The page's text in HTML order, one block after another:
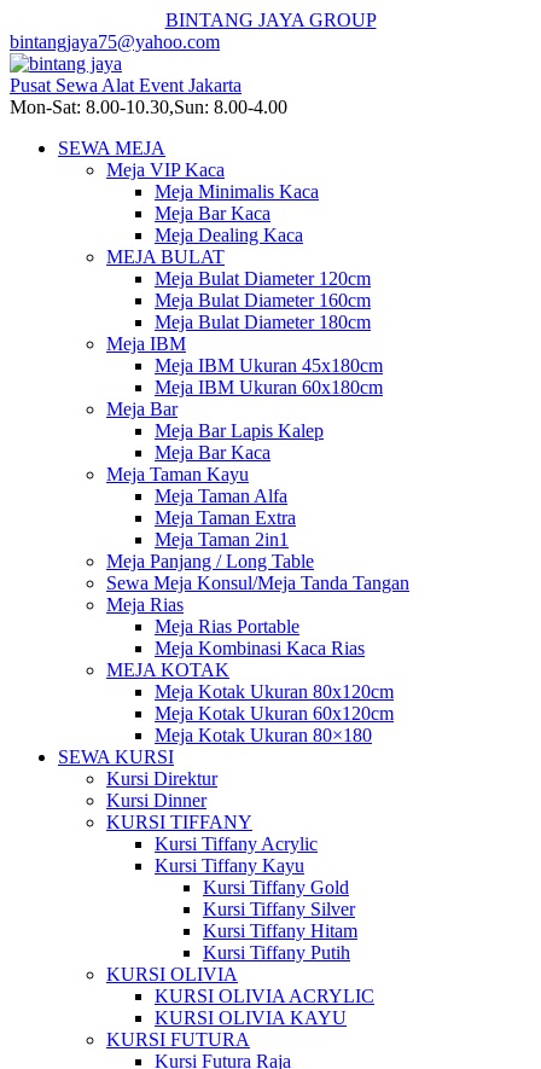
BINTANG JAYA GROUP
bintangjaya75@yahoo.com
Pusat Sewa Alat Event Jakarta
Mon-Sat: 8.00-10.30,Sun: 8.00-4.00
SEWA MEJA
Meja VIP Kaca
Meja Minimalis Kaca
Meja Bar Kaca
Meja Dealing Kaca
MEJA BULAT
Meja Bulat Diameter 120cm
Meja Bulat Diameter 160cm
Meja Bulat Diameter 180cm
Meja IBM
Meja IBM Ukuran 45x180cm
Meja IBM Ukuran 60x180cm
Meja Bar
Meja Bar Lapis Kalep
Meja Bar Kaca
Meja Taman Kayu
Meja Taman Alfa
Meja Taman Extra
Meja Taman 2in1
Meja Panjang / Long Table
Sewa Meja Konsul/Meja Tanda Tangan
Meja Rias
Meja Rias Portable
Meja Kombinasi Kaca Rias
MEJA KOTAK
Meja Kotak Ukuran 80x120cm
Meja Kotak Ukuran 60x120cm
Meja Kotak Ukuran 80×180
SEWA KURSI
Kursi Direktur
Kursi Dinner
KURSI TIFFANY
Kursi Tiffany Acrylic
Kursi Tiffany Kayu
Kursi Tiffany Gold
Kursi Tiffany Silver
Kursi Tiffany Hitam
Kursi Tiffany Putih
KURSI OLIVIA
KURSI OLIVIA ACRYLIC
KURSI OLIVIA KAYU
KURSI FUTURA
Kursi Futura Raja